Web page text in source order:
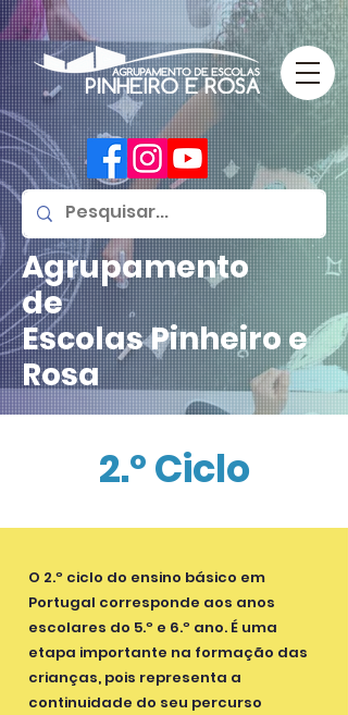
Agrupamento
de
EscolasPinheiro e
Rosa
2.º Ciclo
O 2.º ciclo do ensino básico em
Portugal corresponde aos anos
escolares do 5.º e 6.º ano. É uma
etapa importante na formação das
crianças, pois representa a
continuidade do seu percurso